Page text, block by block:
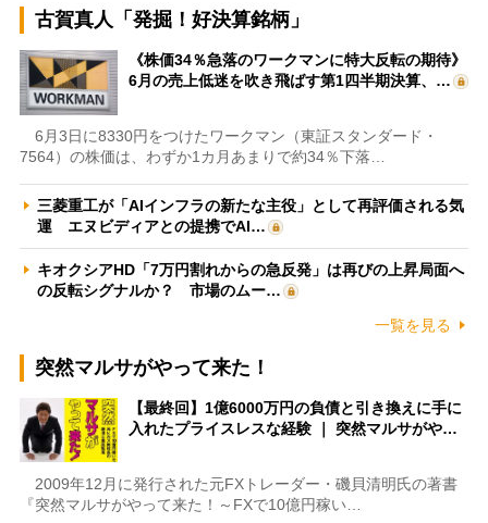
古賀真人「発掘！好決算銘柄」
《株価34％急落のワークマンに特大反転の期待》
6月の売上低迷を吹き飛ばす第1四半期決算、…
6月3日に8330円をつけたワークマン（東証スタンダード・
7564）の株価は、わずか1カ月あまりで約34％下落…
三菱重工が「AIインフラの新たな主役」として再評価される気
運 エヌビディアとの提携でAI…
キオクシアHD「7万円割れからの急反発」は再びの上昇局面へ
の反転シグナルか？ 市場のムー…
一覧を見る
突然マルサがやって来た！
【最終回】1億6000万円の負債と引き換えに手に
入れたプライスレスな経験 ｜ 突然マルサがや…
2009年12月に発行された元FXトレーダー・磯貝清明氏の著書
『突然マルサがやって来た！～FXで10億円稼い…